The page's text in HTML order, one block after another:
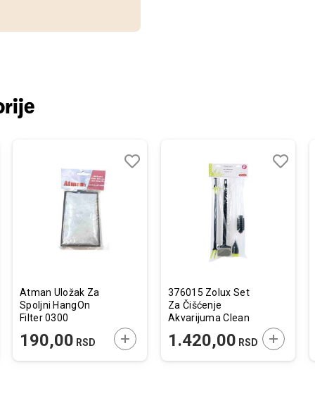
U KORPU
Atman Uložak Za
Spoljni HangOn
Filter 0300
190,00 RSD DODAJTE U KORPU
376015 Zolux Set
Za Čišćenje
Akvarijuma Clean
1.420,00 RSD